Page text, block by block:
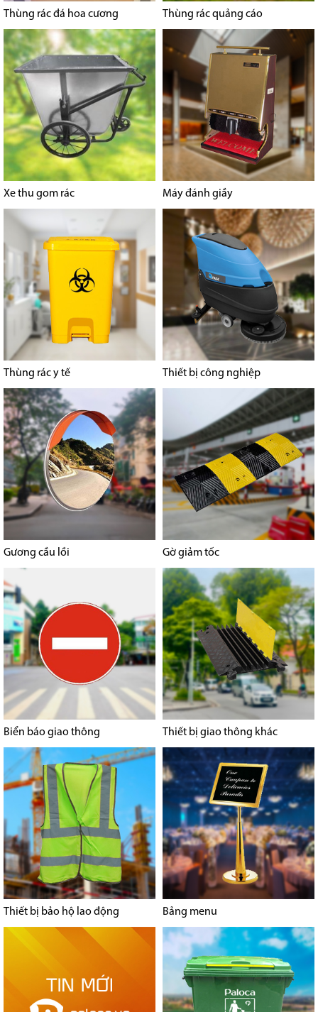
Thùng rác đá hoa cương Thùng rác quảng cáo
Xe thu gom rác Máy đánh giầy
Thùng rác y tế Thiết bị công nghiệp
Gương cầu lồi Gờ giảm tốc
Biển báo giao thông Thiết bị giao thông khác
Thiết bị bảo hộ lao động Bảng menu